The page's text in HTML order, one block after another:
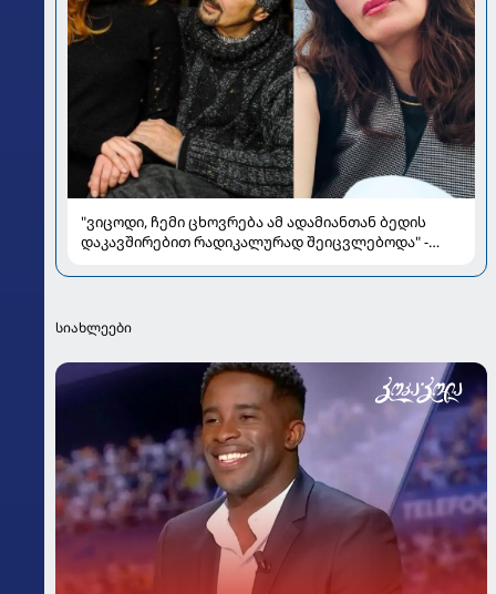
"ვიცოდი, ჩემი ცხოვრება ამ ადამიანთან ბედის
დაკავშირებით რადიკალურად შეიცვლებოდა" -
ოჯახზე
სიახლეები